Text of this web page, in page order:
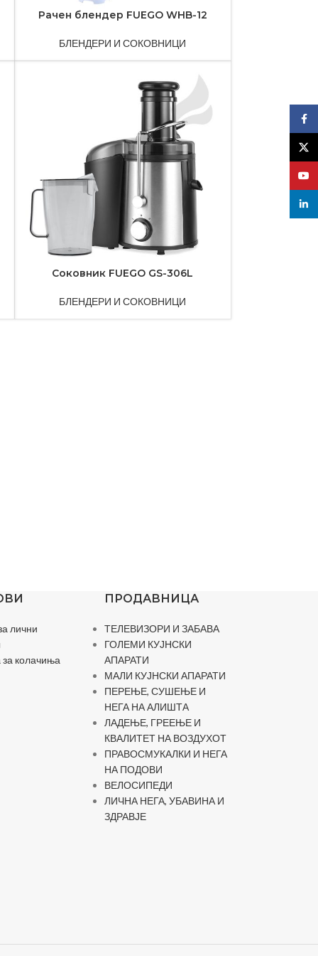
Рачен блендер FUEGO WHB-12
БЛЕНДЕРИ И СОКОВНИЦИ
Соковник FUEGO GS-306L
БЛЕНДЕРИ И СОКОВНИЦИ
лични
за колачиња
ПРОДАВНИЦА
ТЕЛЕВИЗОРИ И ЗАБАВА
ГОЛЕМИ КУЈНСКИ
АПАРАТИ
МАЛИ КУЈНСКИ АПАРАТИ
ПЕРЕЊЕ, СУШЕЊЕ И
НЕГА НА АЛИШТА
ЛАДЕЊЕ, ГРЕЕЊЕ И
КВАЛИТЕТ НА ВОЗДУХОТ
ПРАВОСМУКАЛКИ И НЕГА
НА ПОДОВИ
ВЕЛОСИПЕДИ
ЛИЧНА НЕГА, УБАВИНА И
ЗДРАВЈЕ